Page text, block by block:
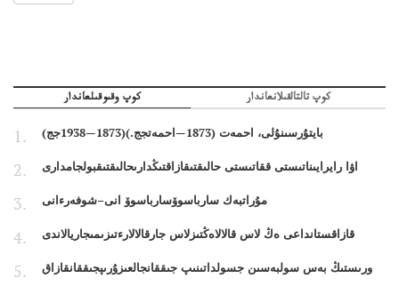
كوپ وقىوقىلعاندار كوپ تالتالقىلانعاندار
بايتۇرسىنۇلى، احمەت (1873—احمەتجج.)(1873—1938جج)
اۋا رايرايىناتىستى ققاتىستى حالىقتىقازاقتىڭدارىحالىقتىقبولجامدارى
مۇراتبەك سارباسوۆسارباسوۆ انى–شوفەرءانى
قازاقستانداعى ەڭ لاس قالالاەڭتىزلاس جارقالالارءتىزىمىجاريالاندى
ورىستىڭ بەس سولبەسىن جسولداتىنىپ جىققانجالعىزۇرىپجىققانقازاق